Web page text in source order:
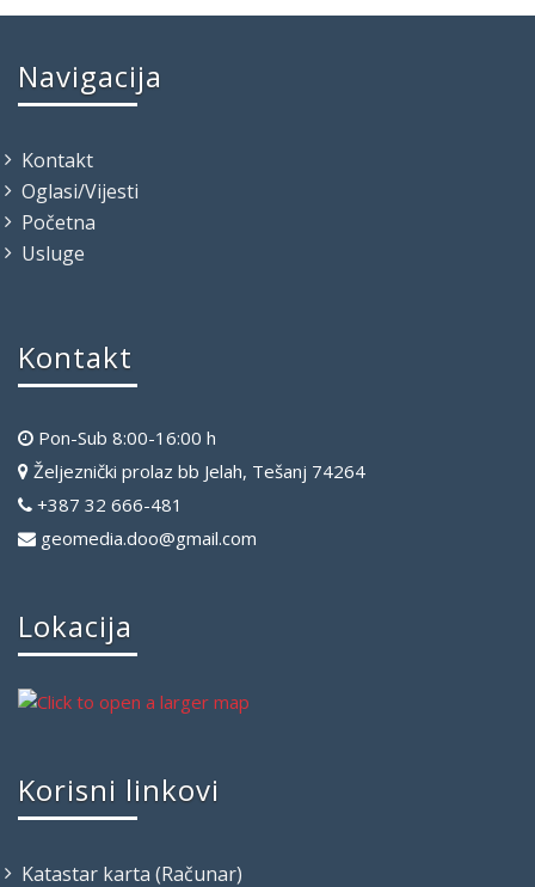
Navigacija
Kontakt
Oglasi/Vijesti
Početna
Usluge
Kontakt
Pon-Sub 8:00-16:00 h
Željeznički prolaz bb Jelah, Tešanj 74264
+387 32 666-481
geomedia.doo@gmail.com
Lokacija
Korisni linkovi
Katastar karta (Računar)